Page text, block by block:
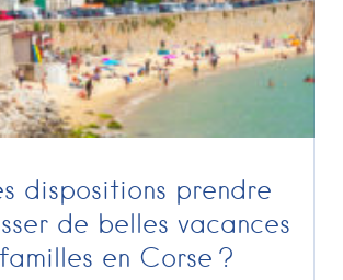
dispositions prendre
de belles vacances
en Corse ?